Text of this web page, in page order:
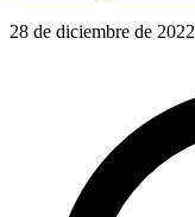
28 de diciembre de 2022